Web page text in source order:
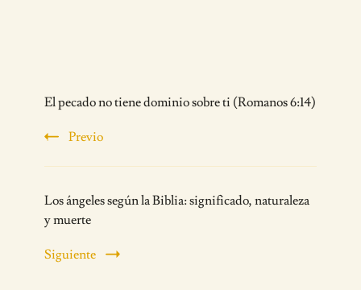
Navigation
El pecado no tiene dominio sobre ti (Romanos 6:14)
Previo
Los ángeles según la Biblia: significado, naturaleza
y muerte
Siguiente